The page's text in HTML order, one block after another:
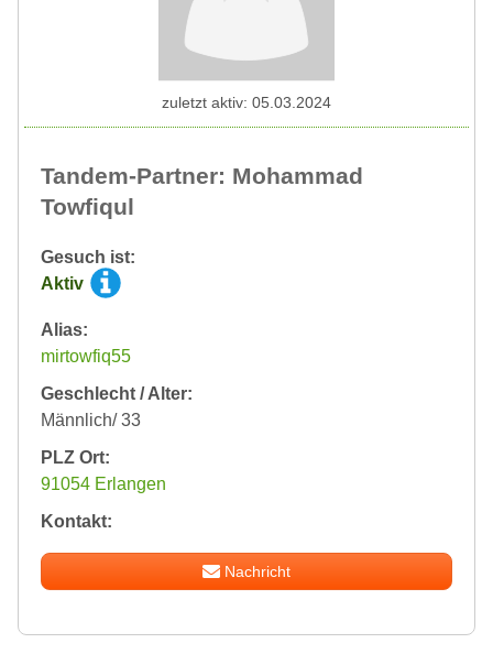
Tandem-Partner: Mohammad
Towfiqul
Gesuch ist:
Aktiv
Alias:
mirtowfiq55
Geschlecht / Alter:
Männlich/ 33
PLZ Ort:
91054 Erlangen
Kontakt:
Nachricht
zuletzt aktiv: 05.03.2024